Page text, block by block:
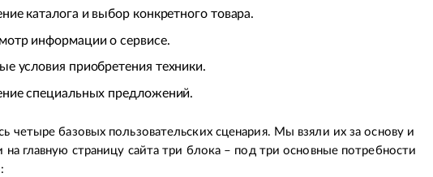
каталога и выбор конкретного товара.
информации о сервисе.
условия приобретения техники.
специальных предложений.
четыре базовых пользовательских сценария. Мы взяли их за основу и
на главную страницу сайта три блока – под три основные потребности